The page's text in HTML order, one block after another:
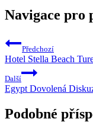
Navigace pro
Předchozí
Hotel Stella Beach
Další
Egypt Dovolená
Podobné